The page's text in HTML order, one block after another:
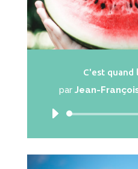
C'est quand
par Jean-